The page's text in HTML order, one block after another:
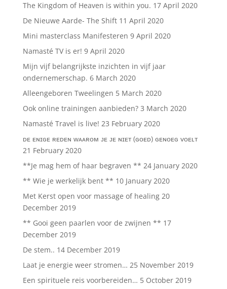
The Kingdom of Heaven is within you. 17 April 2020
De Nieuwe Aarde- The Shift 11 April 2020
Mini masterclass Manifesteren 9 April 2020
Namasté TV is er! 9 April 2020
Mijn vijf belangrijkste inzichten in vijf jaar
ondernemerschap. 6 March 2020
Alleengeboren Tweelingen 5 March 2020
Ook online trainingen aanbieden? 3 March 2020
Namasté Travel is live! 23 February 2020
ᴅᴇ ᴇɴɪɢᴇ ʀᴇᴅᴇɴ ᴡᴀᴀʀᴏᴍ ᴊᴇ ᴊᴇ ɴɪᴇᴛ (ɢᴏᴇᴅ) ɢᴇɴᴏᴇɢ ᴠᴏᴇʟᴛ
21 February 2020
**Je mag hem of haar begraven ** 24 January 2020
** Wie je werkelijk bent ** 10 January 2020
Met Kerst open voor massage of healing 20
December 2019
** Gooi geen paarlen voor de zwijnen ** 17
December 2019
De stem.. 14 December 2019
Laat je energie weer stromen… 25 November 2019
Een spirituele reis voorbereiden… 5 October 2019